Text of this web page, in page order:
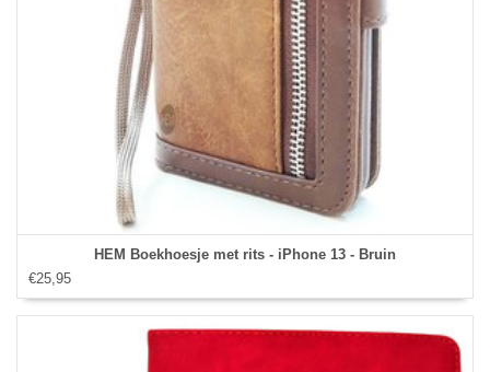
HEM Boekhoesje met rits - iPhone 13 - Bruin
€25,95